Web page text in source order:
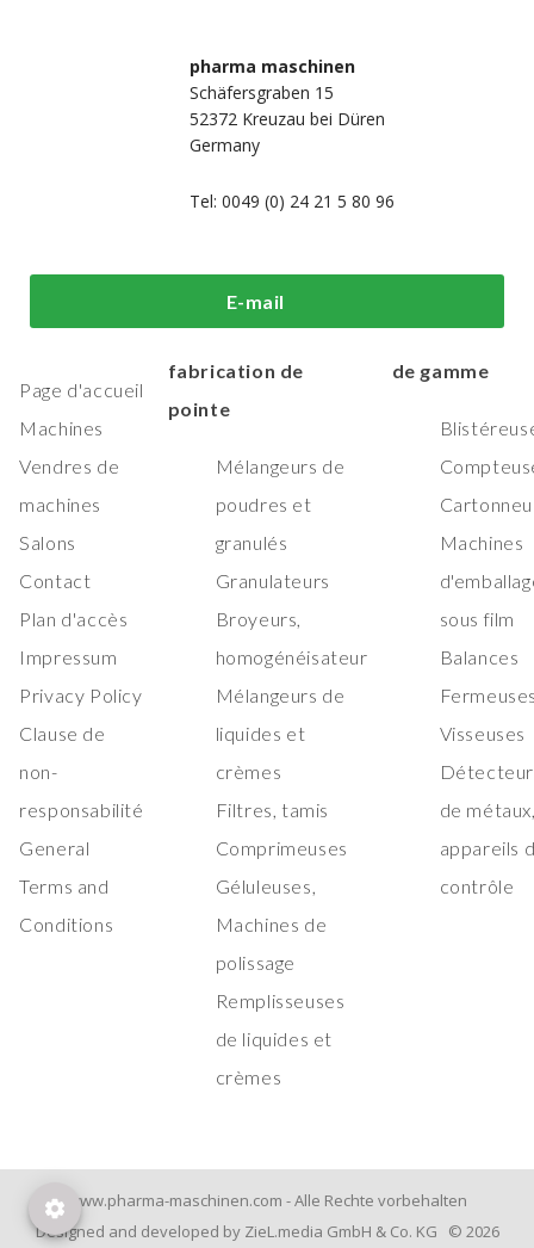
pharma maschinen
Schäfersgraben 15
52372 Kreuzau bei Düren
Germany
Tel: 0049 (0) 24 21 5 80 96
E-mail
Page d'accueil
Machines
Vendres de
machines
Salons
Contact
Plan d'accès
Impressum
Privacy Policy
Clause de
non-
responsabilité
General
Terms and
Conditions
Machines de
traitement et de
fabrication de
pointe
Mélangeurs de
poudres et
granulés
Granulateurs
Broyeurs,
homogénéisateur
Mélangeurs de
liquides et
crèmes
Filtres, tamis
Comprimeuses
Géluleuses,
Machines de
polissage
Remplisseuses
de liquides et
crèmes
d'emballage
de gamme
Machines
sous film
Balances
Visseuses
de
appareils
contrôle
www.pharma-maschinen.com - Alle Rechte vorbehalten
Designed and developed by ZieL.media GmbH & Co. KG © 2026